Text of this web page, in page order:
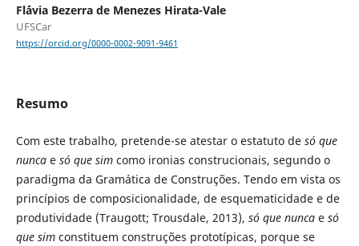
Fl´ávia Bezerra de Menezes Hirata-Vale
UFSCar
https://orcid.org/0000-0002-9091-9461
Resumo
Com este trabalho, pretende-se atestar o estatuto de só que
nunca e só que sim como ironias construcionais, segundo o
paradigma da Gramática de Construções. Tendo em vista os
princípios de composicionalidade, de esquematicidade e de
produtividade (Traugott; Trousdale, 2013), só que nunca esó
que simconstituem construções prototípicas, porque se